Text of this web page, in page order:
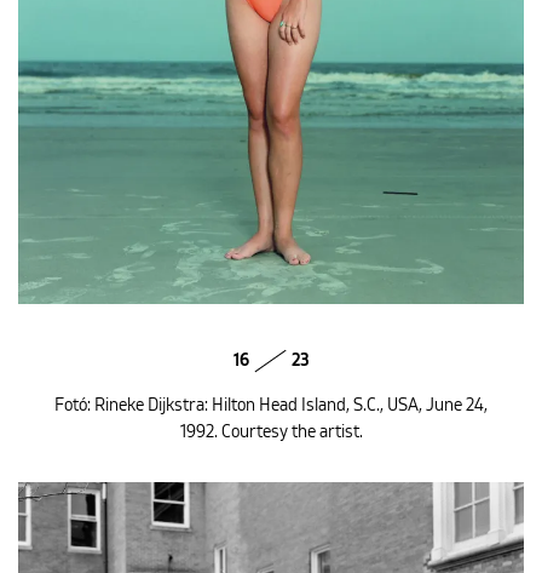
16 23
Fotó: Rineke Dijkstra: Hilton Head Island, S.C., USA, June 24,
1992. Courtesy the artist.